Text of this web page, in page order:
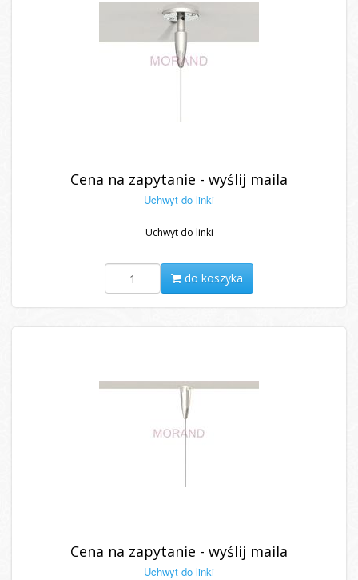
Cena na zapytanie - wyślij maila
Uchwyt do linki
Uchwyt do linki
do koszyka
Cena na zapytanie - wyślij maila
Uchwyt do linki